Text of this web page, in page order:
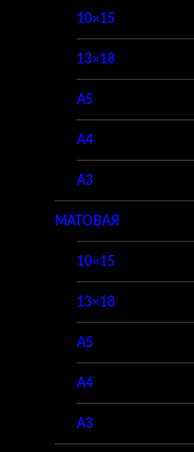
10×15
13×18
A5
A4
A3
МАТОВАЯ
10×15
13×18
A5
A4
A3